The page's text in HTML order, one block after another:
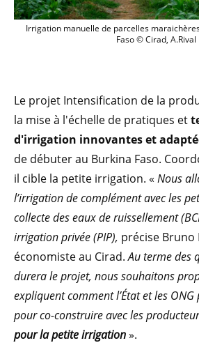
Irrigation
Irrigation manuelle de parcelles
Faso © Cirad, A.Rival
Le projet Intensification de la
la mise à l'échelle de pratiques et
d'irrigation innovantes et
de débuter au Burkina Faso.
il cible la petite irrigation. « Nous
l’irrigation de complément avec les
collecte des eaux de ruissellement
irrigation privée (PIP), précise Bruno
économiste au Cirad.Au terme des
durera le projet, nous souhaitons
expliquent comment l’État et les ONG
pour co-construire avec les
pour la petite irrigation».